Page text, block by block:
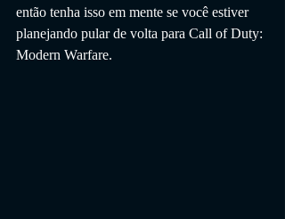
então tenha isso em mente se você estiver
planejando pular de volta para Call of Duty:
Modern Warfare.